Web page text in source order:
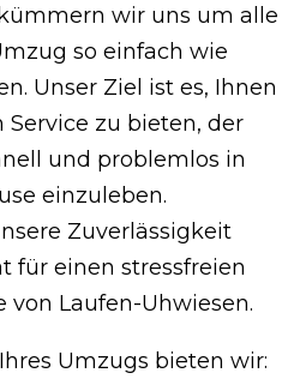
wir uns um alle
so einfach wie
Unser Ziel ist es, Ihnen
zu bieten, der
und problemlos in
einzuleben.
Zuverlässigkeit
für einen stressfreien
von Laufen-Uhwiesen.
Umzugs bieten wir: